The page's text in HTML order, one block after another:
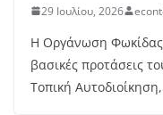
29 Ιουλίου, 2026
Η Οργάνωση Φωκίδας
βασικές προτάσεις
Τοπική